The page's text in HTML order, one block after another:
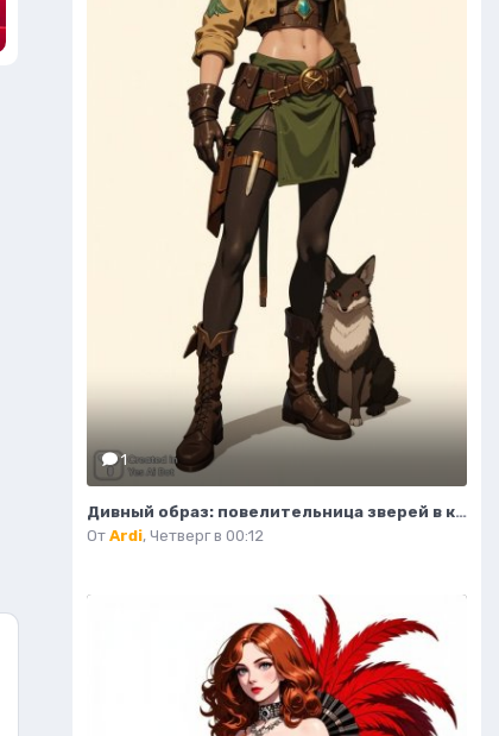
1
Дивный образ: повелительница зверей в кожаном корсете и зеленой юбке. Изображение из нейронной сети Flux Ai
От Ardi, Четверг в 00:12